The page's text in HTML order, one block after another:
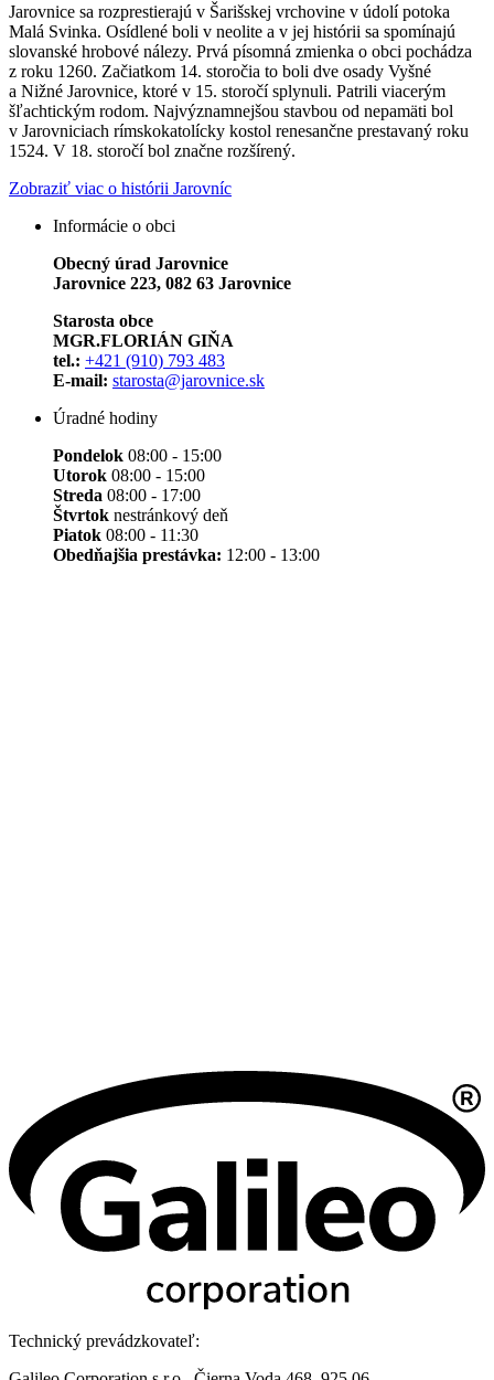
Jarovnice sa rozprestierajú v Šarišskej vrchovine v údolí potoka
Malá Svinka. Osídlené boli v neolite a v jej histórii sa spomínajú
slovanské hrobové nálezy. Prvá písomná zmienka o obci pochádza
z roku 1260. Začiatkom 14. storočia to boli dve osady Vyšné
a Nižné Jarovnice, ktoré v 15. storočí splynuli. Patrili viacerým
šľachtickým rodom. Najvýznamnejšou stavbou od nepamäti bol
v Jarovniciach rímskokatolícky kostol renesančne prestavaný roku
1524. V 18. storočí bol značne rozšírený.
Zobraziť viac o histórii Jarovníc
Informácie o obci
Obecný úrad Jarovnice
Jarovnice 223, 082 63 Jarovnice
Starosta obce
MGR.FLORIÁN GIŇA
tel.: +421 (910) 793 483
E-mail: starosta@jarovnice.sk
Úradné hodiny
Pondelok 08:00 - 15:00
Utorok 08:00 - 15:00
Streda 08:00 - 17:00
Štvrtok nestránkový deň
Piatok 08:00 - 11:30
Obedňajšia prestávka: 12:00 - 13:00
Technický prevádzkovateľ: